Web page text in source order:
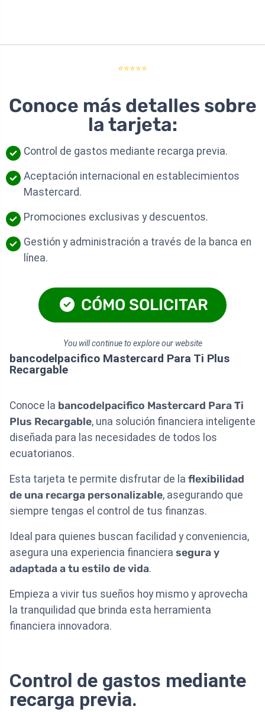
⭐⭐⭐⭐⭐
Conoce más detalles sobre
la tarjeta:
Control de gastos mediante recarga previa.
Aceptación internacional en establecimientos
Mastercard.
Promociones exclusivas y descuentos.
Gestión y administración a través de la banca en
línea.
CÓMO SOLICITAR
You will continue to explore our website
bancodelpacifico Mastercard Para Ti Plus
Recargable
Conoce la bancodelpacifico Mastercard Para Ti
Plus Recargable, una solución financiera inteligente
diseñada para las necesidades de todos los
ecuatorianos.
Esta tarjeta te permite disfrutar de la flexibilidad
de una recarga personalizable, asegurando que
siempre tengas el control de tus finanzas.
Ideal para quienes buscan facilidad y conveniencia,
asegura una experiencia financiera segura y
adaptada a tu estilo de vida.
Empieza a vivir tus sueños hoy mismo y aprovecha
la tranquilidad que brinda esta herramienta
financiera innovadora.
Control de gastos mediante
recarga previa.